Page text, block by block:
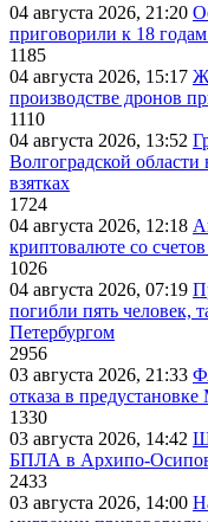
04 августа 2026, 21:20
приговорили к 18
1185
04 августа 2026, 15:17
производстве дронов
1110
04 августа 2026, 13:52
Волгоградской
взятках
1724
04 августа 2026, 12:18
криптовалюте со
1026
04 августа 2026, 07:19
погибли пять человек,
Петербургом
2956
03 августа 2026, 21:33
отказа в
1330
03 августа 2026, 14:42
БПЛА в Архипо-
2433
03 августа 2026, 14:00